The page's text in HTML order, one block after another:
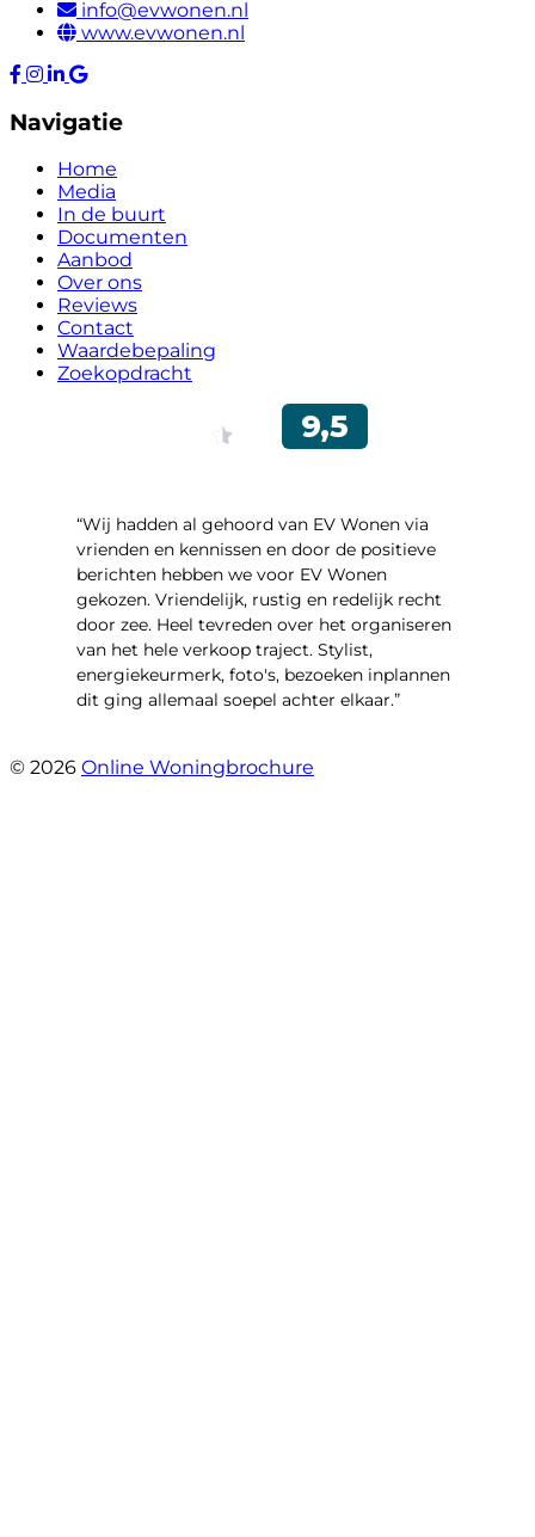
info@evwonen.nl
www.evwonen.nl
Navigatie
Home
Media
In de buurt
Documenten
Aanbod
Over ons
Reviews
Contact
Waardebepaling
Zoekopdracht
“Wij hadden al gehoord van EV Wonen via
vrienden en kennissen en door de positieve
berichten hebben we voor EV Wonen
gekozen. Vriendelijk, rustig en redelijk recht
door zee. Heel tevreden over het organiseren
van het hele verkoop traject. Stylist,
energiekeurmerk, foto's, bezoeken inplannen
dit ging allemaal soepel achter elkaar.”
© 2026 Online Woningbrochure